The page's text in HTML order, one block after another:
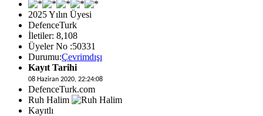
2025 Yılın Üyesi
DefenceTurk
İletiler: 8,108
Üyeler No :50331
Durumu:Çevrimdışı
Kayıt Tarihi
08 Haziran 2020, 22:24:08
DefenceTurk.com
Ruh Halim
Kayıtlı